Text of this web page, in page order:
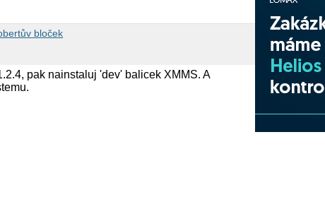
bloček
pak nainstaluj 'dev' balicek XMMS. A